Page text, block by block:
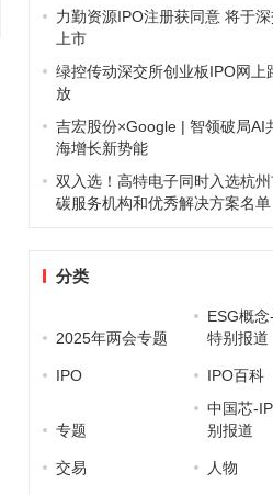
力勤资源IPO注册获同意 将于
上市
绿控传动深交所创业板IPO网上
放
吉宏股份×Google | 智领破局AI
海增长新势能
双入选！高特电子同时入选杭
碳服务机构和优秀解决方案名单
分类
2025年两会专题
ESG概
特别报道
IPO IPO百科
专题
中国芯-
别报道
交易 人物